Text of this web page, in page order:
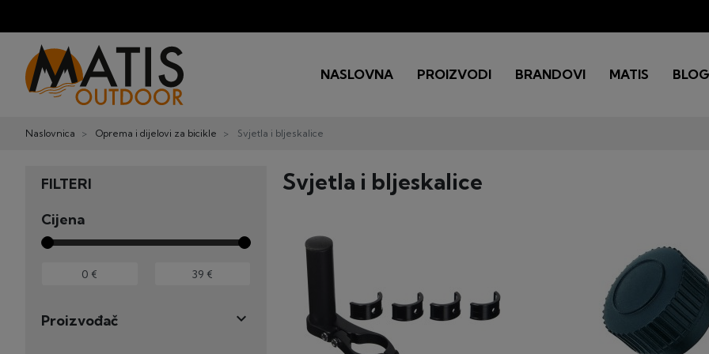
NASLOVNA PROIZVODI BRANDOVI MATIS BLOG
Naslovnica Oprema i dijelovi za bicikle Svjetla i bljeskalice
FILTERI
Cijena
Proizvođač 
Svjetla i bljeskalice